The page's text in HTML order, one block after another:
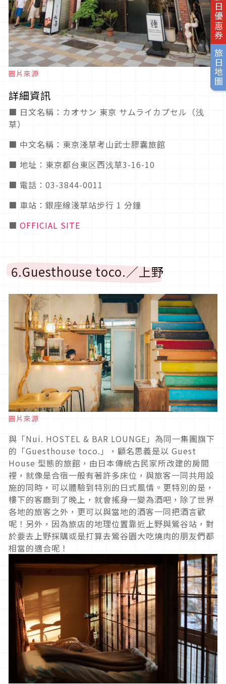
旅日優惠券
旅日地圖
圖片來源
詳細資訊
■ 日文名稱：カオサン 東京 サムライカプセル（浅
草）
■ 中文名稱：東京淺草考山武士膠囊旅館
■ 地址：東京都台東区西浅草3-16-10
■ 電話：03-3844-0011
■ 車站：銀座線淺草站步行 1 分鐘
■ OFFICIAL SITE
6.Guesthouse toco.／上野
圖片來源
與「Nui. HOSTEL & BAR LOUNGE」為同一集團旗下
的「Guesthouse toco.」，顧名思義是以 Guest
House 型態的旅館，由日本傳統古民家所改建的房間
裡，就像是合宿一般有著許多床位，與旅客一同共用設
施的同時，可以體驗到特別的日式風情。更特別的是，
樓下的客廳到了晚上，就會搖身一變為酒吧，除了世界
各地的旅客之外，更可以與當地的酒客一同把酒言歡
呢！另外，因為旅店的地理位置靠近上野與鶯谷站，對
於要去上野採購或是打算去鶯谷園大吃燒肉的朋友們都
相當的適合呢！